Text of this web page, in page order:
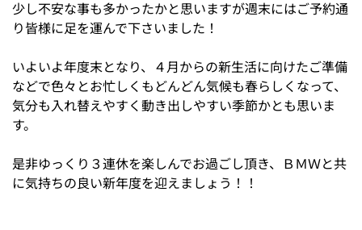
少し不安な事も多かったかと思いますが週末にはご予約通
り皆様に足を運んで下さいました！
いよいよ年度末となり、４月からの新生活に向けたご準備
などで色々とお忙しくもどんどん気候も春らしくなって、
気分も入れ替えやすく動き出しやすい季節かとも思いま
す。
是非ゆっくり３連休を楽しんでお過ごし頂き、ＢＭＷと共
に気持ちの良い新年度を迎えましょう！！